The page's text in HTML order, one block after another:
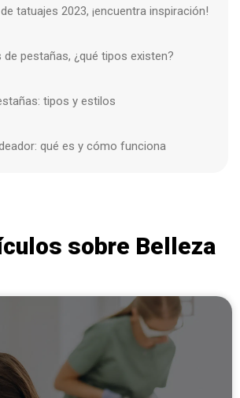
tatuajes 2023, ¡encuentra inspiración!
de pestañas, ¿qué tipos existen?
tipos y estilos
qué es y cómo funciona
sobre Belleza